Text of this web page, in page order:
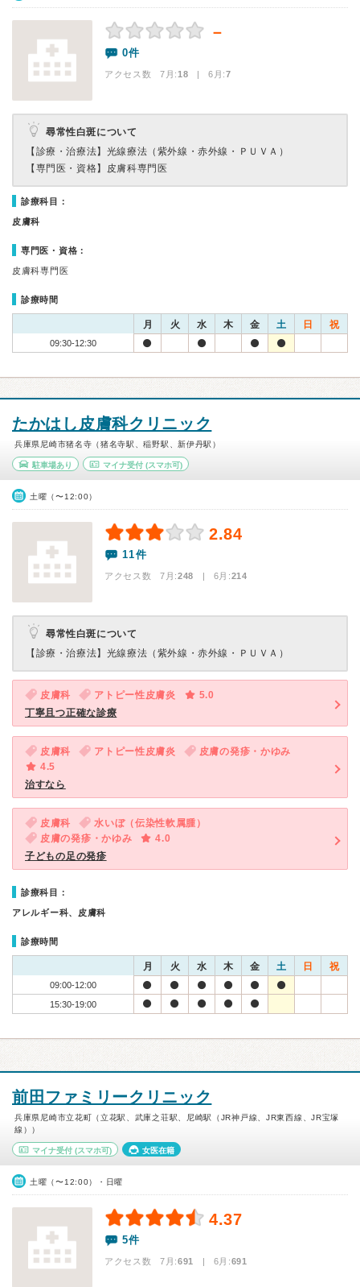
－
0件
アクセス数 7月:18 | 6月:7
尋常性白斑について
【診療・治療法】 光線療法（紫外線・赤外線・ＰＵＶＡ）
【専門医・資格】 皮膚科専門医
診療科目：
皮膚科
専門医・資格：
皮膚科専門医
診療時間
月 火 水 木 金 土 日 祝
09:30-12:30
たかはし皮膚科クリニック
兵庫県尼崎市猪名寺（猪名寺駅、稲野駅、新伊丹駅）
駐車場あり マイナ受付(スマホ可)
土曜（〜12:00）
2.84
11件
アクセス数 7月:248 | 6月:214
尋常性白斑について
【診療・治療法】 光線療法（紫外線・赤外線・ＰＵＶＡ）
皮膚科 アトピー性皮膚炎
5.0
丁寧且つ正確な診療
皮膚科 アトピー性皮膚炎
皮膚の発疹・かゆみ
4.5
治すなら
皮膚科
水いぼ（伝染性軟属腫）
皮膚の発疹・かゆみ
4.0
子どもの足の発疹
診療科目：
アレルギー科、皮膚科
診療時間
月 火 水 木 金 土 日 祝
09:00-12:00
15:30-19:00
前田ファミリークリニック
兵庫県尼崎市立花町（立花駅、武庫之荘駅、尼崎駅（JR神戸線、JR東西線、JR宝塚
線））
マイナ受付 (スマホ可) 女医在籍
土曜（〜12:00）・日曜
4.37
5件
アクセス数 7月:691 | 6月:691